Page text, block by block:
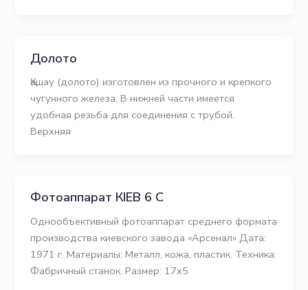
Долото
Қашау (долото) изготовлен из прочного и крепкого
чугунного железа. В нижней части имеется
удобная резьба для соединения с трубой.
Верхняя
Фотоаппарат КІЕВ 6 С
Однообъективный фотоаппарат среднего формата
производства киевского завода «Арсенал» Дата:
1971 г. Материалы: Металл, кожа, пластик. Техника:
Фабричный станок. Размер: 17х5